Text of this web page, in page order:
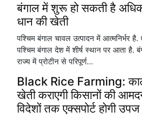
बंगाल में शुरू हो सकती है
धान की खेती
पश्चिम बंगाल चावल उत्पादन में आत्मनिर्भर
पश्चिम बंगाल देश में शीर्ष स्थान पर आता है.
राज्य में प्रोटीन से परिपूर्ण…
Black Rice Farming:
खेती कराएगी किसानों की
विदेशों तक एक्सपोर्ट होगी उपज